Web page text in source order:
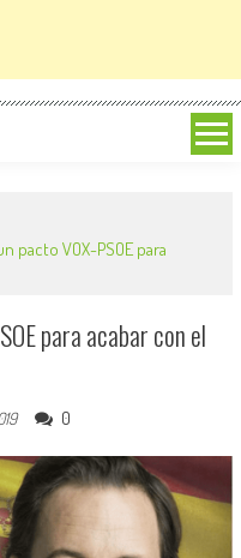
pacto VOX-PSOE para
para acabar con el
0